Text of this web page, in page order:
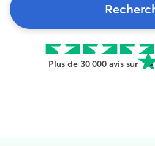
Plus de 30 000 avis sur